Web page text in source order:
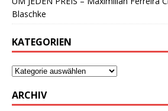
Blaschke
KATEGORIEN
ARCHIV